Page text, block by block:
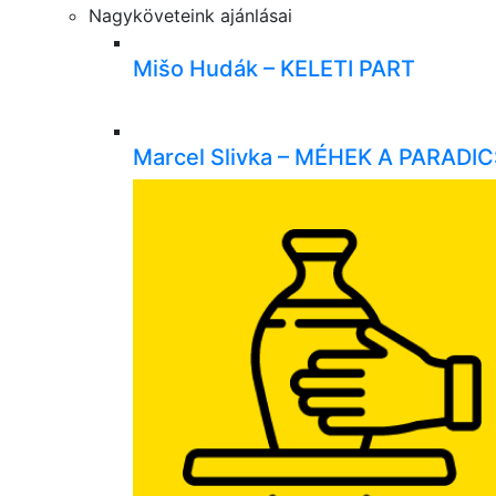
Nagyköveteink ajánlásai
Mišo Hudák – KELETI PART
Marcel Slivka – MÉHEK A